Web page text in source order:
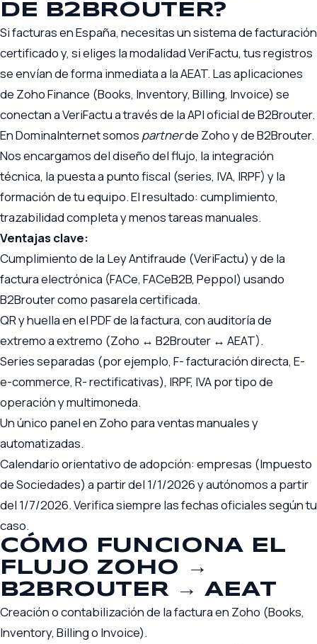
DE B2BROUTER?
Si facturas en España, necesitas un sistema de facturación
certificado y, si eliges la modalidad VeriFactu, tus registros
se envían de forma inmediata a la AEAT. Las aplicaciones
de Zoho Finance (Books, Inventory, Billing, Invoice) se
conectan a VeriFactu a través de la API oficial de B2Brouter.
En DominaInternet somos partnerde Zoho y de B2Brouter.
Nos encargamos del diseño del flujo, la integración
técnica, la puesta a punto fiscal (series, IVA, IRPF) y la
formación de tu equipo. El resultado: cumplimiento,
trazabilidad completa y menos tareas manuales.
Ventajas clave:
Cumplimiento de la Ley Antifraude (VeriFactu) y de la
factura electrónica (FACe, FACeB2B, Peppol) usando
B2Brouter como pasarela certificada.
QR y huella en el PDF de la factura, con auditoría de
extremo a extremo (Zoho ↔ B2Brouter ↔ AEAT).
Series separadas (por ejemplo, F- facturación directa, E-
e-commerce, R- rectificativas), IRPF, IVA por tipo de
operación y multimoneda.
Un único panel en Zoho para ventas manuales y
automatizadas.
Calendario orientativo de adopción: empresas (Impuesto
de Sociedades) a partir del 1/1/2026 y autónomos a partir
del 1/7/2026. Verifica siempre las fechas oficiales según tu
caso.
CÓMO FUNCIONA EL
FLUJO ZOHO →
B2BROUTER → AEAT
Creación o contabilización de la factura en Zoho (Books,
Inventory, Billing o Invoice).